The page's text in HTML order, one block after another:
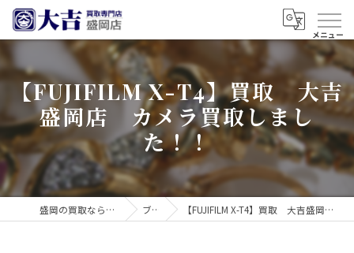
【FUJIFILM X-T4】買取 大吉
盛岡店 カメラ買取しまし
た！！
盛岡の買取なら買取大吉 盛岡店 ブログ 【FUJIFILM X-T4】買取 大吉盛岡店 カメラ買取しました！！